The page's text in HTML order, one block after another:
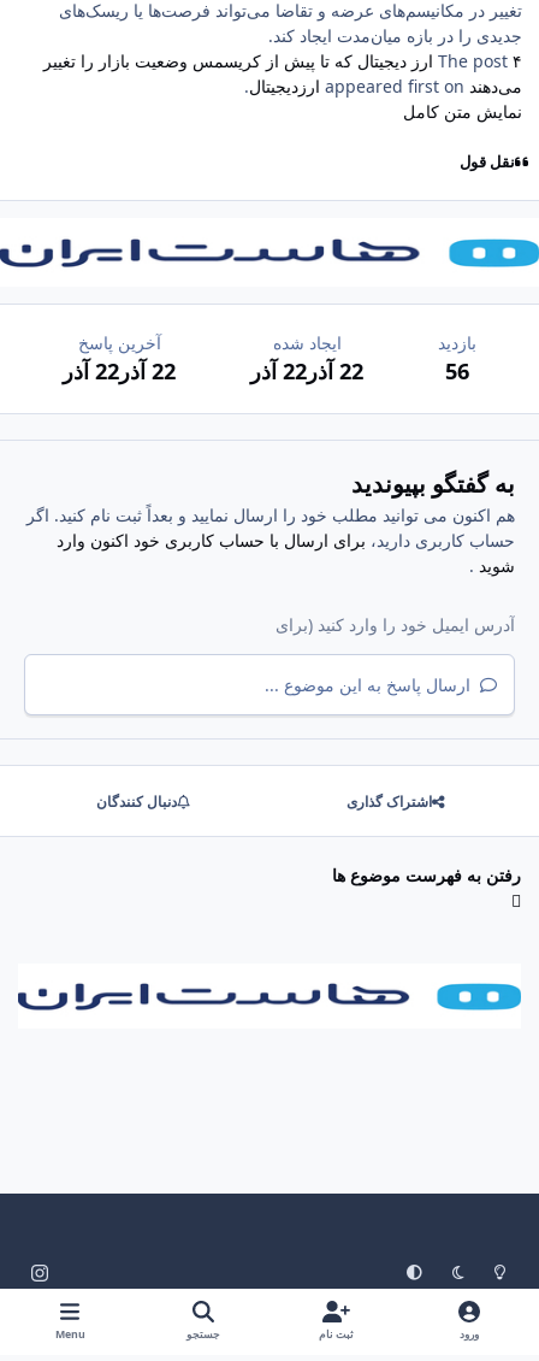
تغییر در مکانیسم‌های عرضه و تقاضا می‌تواند فرصت‌ها یا ریسک‌های
جدیدی را در بازه میان‌مدت ایجاد کند.
The post ۴ ارز دیجیتال که تا پیش از کریسمس وضعیت بازار را تغییر
می‌دهند
ارزدیجیتال.
نمایش متن کامل
نقل قول
بازدید
56
ایجاد شده
22 آذر 22 آذر
آخرین پاسخ
22 آذر 22 آذر
به گفتگو بپیوندید
هم اکنون می توانید مطلب خود را ارسال نمایید و بعداً ثبت نام کنید. اگر
حساب کاربری دارید، برای ارسال با حساب کاربری خود اکنون وارد
شوید .
ارسال پاسخ به این موضوع ...
اشتراک گذاری دنبال کنندگان
رفتن به فهرست موضوع ها
Light Mode
Dark Mode
System Preference
n
s
زبان سیاست حفظ حریم خصوصی تماس با ما
کوکی ها
ورود ثبت نام جستجو Menu